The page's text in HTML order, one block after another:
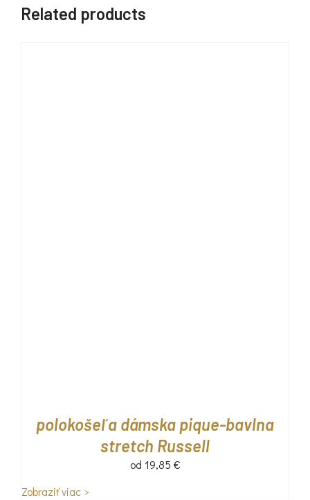
Related products
polokošeľa dámska pique-bavlna
stretch Russell
od 19,85 €
Zobraziť viac >